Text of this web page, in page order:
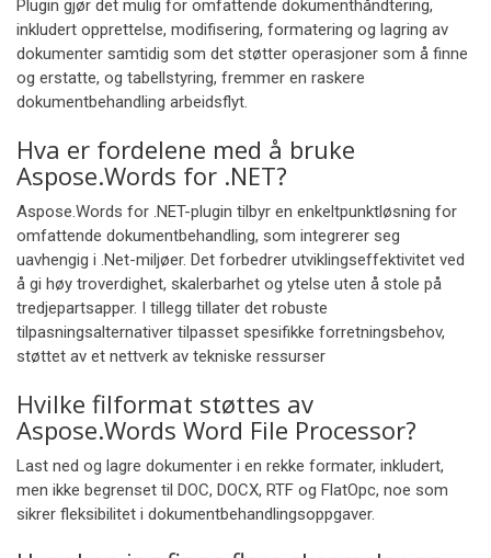
Plugin gjør det mulig for omfattende dokumenthåndtering,
inkludert opprettelse, modifisering, formatering og lagring av
dokumenter samtidig som det støtter operasjoner som å finne
og erstatte, og tabellstyring, fremmer en raskere
dokumentbehandling arbeidsflyt.
Hva er fordelene med å bruke
Aspose.Words for .NET?
Aspose.Words for .NET-plugin tilbyr en enkeltpunktløsning for
omfattende dokumentbehandling, som integrerer seg
uavhengig i .Net-miljøer. Det forbedrer utviklingseffektivitet ved
å gi høy troverdighet, skalerbarhet og ytelse uten å stole på
tredjepartsapper. I tillegg tillater det robuste
tilpasningsalternativer tilpasset spesifikke forretningsbehov,
støttet av et nettverk av tekniske ressurser
Hvilke filformat støttes av
Aspose.Words Word File Processor?
Last ned og lagre dokumenter i en rekke formater, inkludert,
men ikke begrenset til DOC, DOCX, RTF og FlatOpc, noe som
sikrer fleksibilitet i dokumentbehandlingsoppgaver.